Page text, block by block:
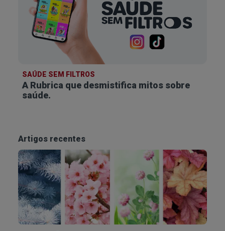
SAÚDE SEM FILTROS
A Rubrica que desmistifica mitos sobre
saúde.
Artigos recentes